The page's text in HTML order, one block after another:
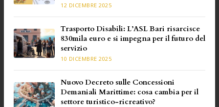
12 DICEMBRE 2025
Trasporto Disabili: L’ASL Bari risarcisce
830mila euro e si impegna per il futuro del
servizio
10 DICEMBRE 2025
Nuovo Decreto sulle Concessioni
Demaniali Marittime: cosa cambia per il
settore turistico-ricreativo?